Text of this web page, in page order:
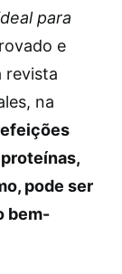
para
e
revista
na
pode ser
bem-